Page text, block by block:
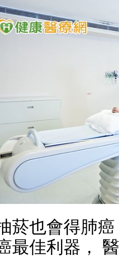
菸也會得肺癌
最佳利器，